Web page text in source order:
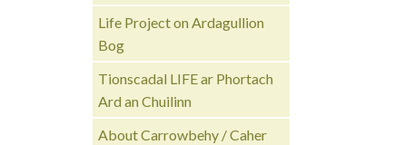
Life Project on Ardagullion
Bog
Tionscadal LIFE ar Phortach
Ard an Chuilinn
About Carrowbehy / Caher